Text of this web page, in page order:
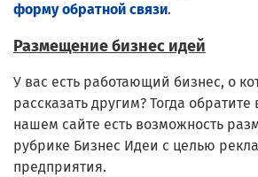
форму обратной связи.
Размещение бизнес идей
У вас есть работающий бизнес, о
рассказать другим? Тогда
нашем сайте есть возможность
рубрике Бизнес Идеи с целью
предприятия.